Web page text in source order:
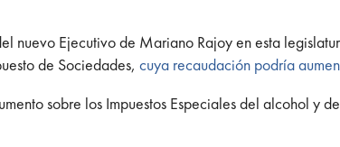
nuevo Ejecutivo de Mariano Rajoy en esta
de Sociedades,cuya recaudación podría
sobre los Impuestos Especiales del alcohol y